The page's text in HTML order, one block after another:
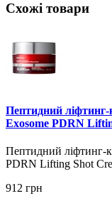
Схожі товари
Пептидний
Exosome PDRN
Пептидний ліфтинг-
PDRN Lifting Shot
912 грн